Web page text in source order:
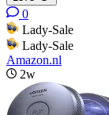
0
Lady-Sale
Lady-Sale
Amazon.nl
2w